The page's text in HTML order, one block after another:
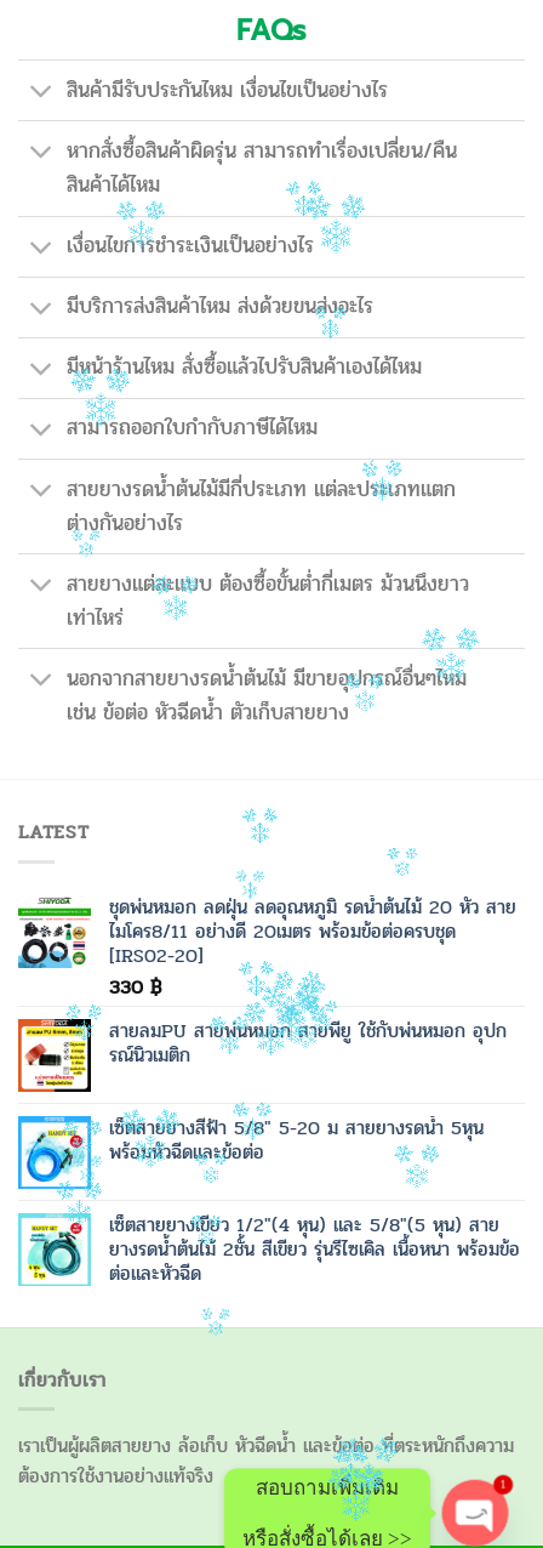
FAQs
สินค้ามีรับประกันไหม เงื่อนไขเป็นอย่างไร
หากสั่งซื้อสินค้าผิดรุ่น สามารถทำเรื่องเปลี่ยน/คืน
สินค้าได้ไหม
เงื่อนไขการชำระเงินเป็นอย่างไร
มีบริการส่งสินค้าไหม ส่งด้วยขนส่งอะไร
มีหน้าร้านไหม สั่งซื้อแล้วไปรับสินค้าเองได้ไหม
สามารถออกใบกำกับภาษีได้ไหม
สายยางรดน้ำต้นไม้มีกี่ประเภท แต่ละประเภทแตก
ต่างกันอย่างไร
สายยางแต่ละแบบ ต้องซื้อขั้นต่ำกี่เมตร ม้วนนึงยาว
เท่าไหร่
นอกจากสายยางรดน้ำต้นไม้ มีขายอุปกรณ์อื่นๆไหม
เช่น ข้อต่อ หัวฉีดน้ำ ตัวเก็บสายยาง
LATEST
ชุดพ่นหมอก ลดฝุ่น ลดอุณหภูมิ รดน้ำต้นไม้ 20 หัว สาย
ไมโคร8/11 อย่างดี 20เมตร พร้อมข้อต่อครบชุด
[IRS02-20]
330 ฿
สายลมPU สายพ่นหมอก สายพียู ใช้กับพ่นหมอก อุปก
รณ์นิวเมติก
เซ็ตสายยางสีฟ้า 5/8" 5-20 ม สายยางรดน้ำ 5หุน
พร้อมหัวฉีดและข้อต่อ
เซ็ตสายยางเขียว 1/2"(4 หุน) และ 5/8"(5 หุน) สาย
ยางรดน้ำต้นไม้ 2ชั้น สีเขียว รุ่นรีไซเคิล เนื้อหนา พร้อมข้อ
ต่อและหัวฉีด
เกี่ยวกับเรา
เราเป็นผู้ผลิตสายยาง ล้อเก็บ หัวฉีดน้ำ และข้อต่อ ที่ตระหนักถึงความ
ต้องการใช้งานอย่างแท้จริง
สอบถามเพิ่มเติม
หรือสั่งซื้อได้เลย >>
1